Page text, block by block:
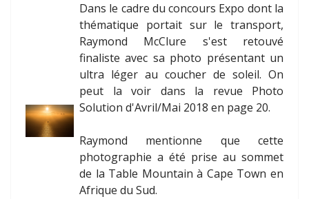
Dans le cadre du concours Expo dont la
thématique portait sur le transport,
Raymond McClure s'est retouvé
finaliste avec sa photo présentant un
ultra léger au coucher de soleil. On
peut la voir dans la revue Photo
Solution d'Avril/Mai 2018 en page 20.
Raymond mentionne que cette
photographie a été prise au sommet
de la Table Mountain à Cape Town en
Afrique du Sud.